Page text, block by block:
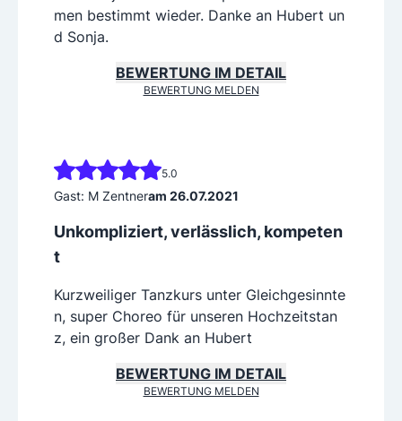
men bestimmt wieder. Danke an Hubert un
d Sonja.
BEWERTUNG IM DETAIL
BEWERTUNG MELDEN
5.0
Gast: M Zentneram 26.07.2021
Unkompliziert, verlässlich, kompeten
t
Kurzweiliger Tanzkurs unter Gleichgesinnte
n, super Choreo für unseren Hochzeitstan
z, ein großer Dank an Hubert
BEWERTUNG IM DETAIL
BEWERTUNG MELDEN